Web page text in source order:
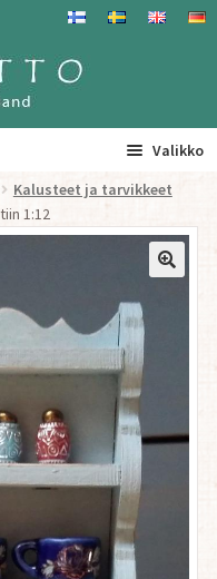
Valikko
Kalusteet ja tarvikkeet
1:12